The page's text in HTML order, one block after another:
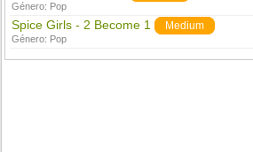
Género: Pop
Spice Girls - 2 Become 1 Medium
Género: Pop